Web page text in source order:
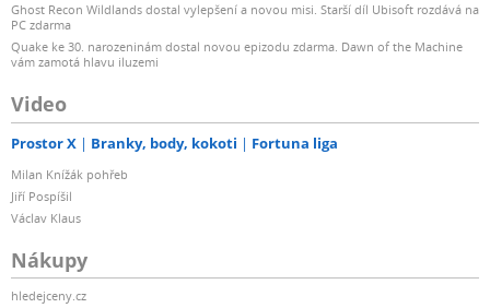
Ghost Recon Wildlands dostal vylepšení a novou misi. Starší díl Ubisoft rozdává na
PC zdarma
Quake ke 30. narozeninám dostal novou epizodu zdarma. Dawn of the Machine
vám zamotá hlavu iluzemi
Video
Prostor X Branky, body, kokoti Fortuna liga
Milan Knížák pohřeb
Jiří Pospíšil
Václav Klaus
Nákupy
hledejceny.cz